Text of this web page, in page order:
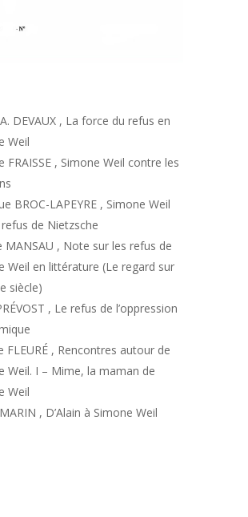
DEVAUX , La force du refus en
Weil
FRAISSE , Simone Weil contre les
BROC-LAPEYRE , Simone Weil
de Nietzsche
MANSAU , Note sur les refus de
Weil en littérature (Le regard sur
siècle)
, Le refus de l’oppression
FLEURÉ , Rencontres autour de
Weil. I – Mime, la maman de
Weil
, D’Alain à Simone Weil